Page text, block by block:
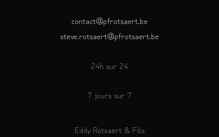
contact@pfrotsaert.be
steve.rotsaert@pfrotsaert.be
24h sur 24
7 jours sur 7
Eddy Rotsaert & Fils